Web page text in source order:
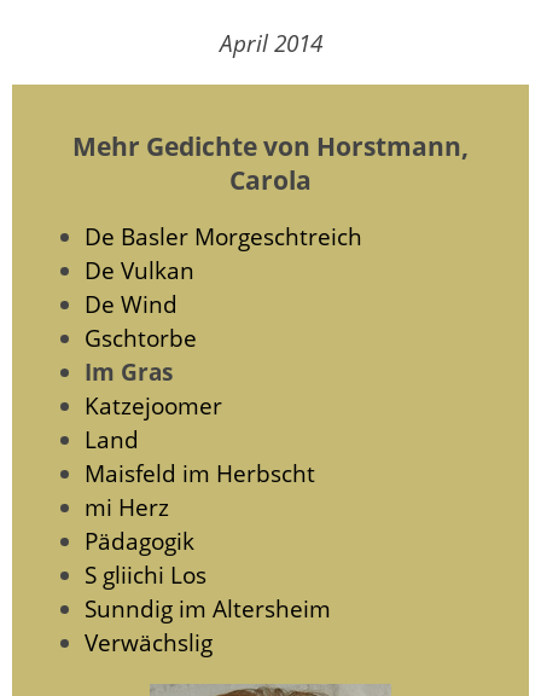
April 2014
Mehr Gedichte von Horstmann,
Carola
De Basler Morgeschtreich
De Vulkan
De Wind
Gschtorbe
Im Gras
Katzejoomer
Land
Maisfeld im Herbscht
mi Herz
Pädagogik
S gliichi Los
Sunndig im Altersheim
Verwächslig